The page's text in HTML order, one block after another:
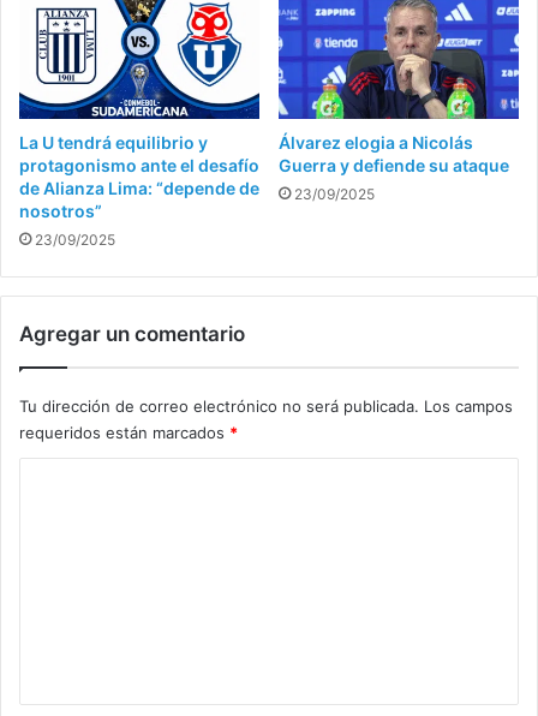
La U tendrá equilibrio y
protagonismo ante el desafío
de Alianza Lima: “depende de
nosotros”
23/09/2025
Álvarez elogia a Nicolás
Guerra y defiende su ataque
23/09/2025
Agregar un comentario
Tu dirección de correo electrónico no será publicada. Los campos
requeridos están marcados *